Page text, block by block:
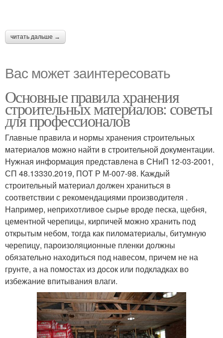
читать дальше →
Вас может заинтересовать
Основные правила хранения
строительных материалов: советы
для профессионалов
Главные правила и нормы хранения строительных
материалов можно найти в строительной документации.
Нужная информация представлена в СНиП 12-03-2001,
СП 48.13330.2019, ПОТ Р М-007-98. Каждый
строительный материал должен храниться в
соответствии с рекомендациями производителя .
Например, неприхотливое сырье вроде песка, щебня,
цементной черепицы, кирпичей можно хранить под
открытым небом, тогда как пиломатериалы, битумную
черепицу, пароизоляционные пленки должны
обязательно находиться под навесом, причем не на
грунте, а на помостах из досок или подкладках во
избежание впитывания влаги.